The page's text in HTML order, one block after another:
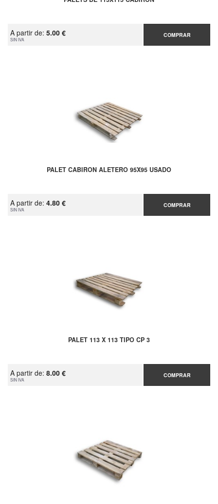
A partir de: 5.00 €
SIN IVA
COMPRAR
PALET CABIRON ALETERO 95X95 USADO
A partir de: 4.80 €
SIN IVA
COMPRAR
PALET 113 X 113 TIPO CP 3
A partir de: 8.00 €
SIN IVA
COMPRAR